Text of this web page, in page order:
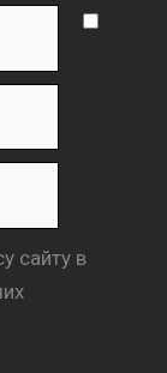
сайту в